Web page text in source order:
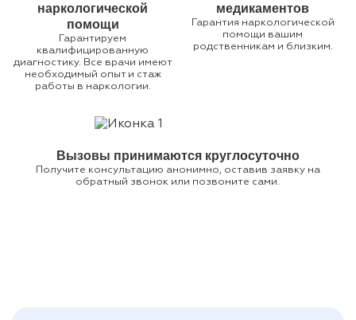
наркологической
помощи
Гарантируем
квалифицированную
диагностику. Все врачи имеют
необходимый опыт и стаж
работы в наркологии.
медикаментов
Гарантия наркологической
помощи вашим
родственникам и близким.
Вызовы принимаются круглосуточно
Получите консультацию анонимно, оставив заявку на
обратный звонок или позвоните сами.